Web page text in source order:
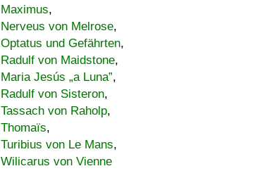
Maximus,
Nerveus von Melrose,
Optatus und Gefährten,
Radulf von Maidstone,
Maria Jesús „a Luna”,
Radulf von Sisteron,
Tassach von Raholp,
Thomaïs,
Turibius von Le Mans,
Wilicarus von Vienne